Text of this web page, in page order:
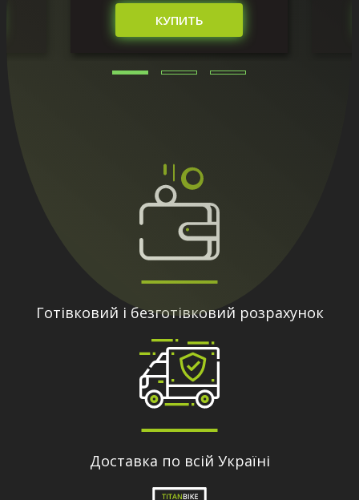
КУПИТЬ
Готівковий і безготівковий розрахунок
Доставка по всій Україні